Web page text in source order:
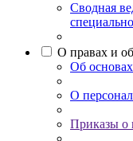
Сводная
О правах и
Об
О
Приказы о